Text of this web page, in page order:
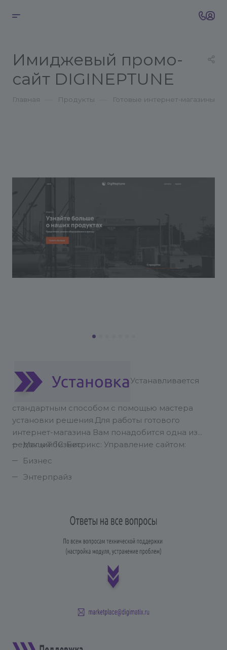
Имиджевый промо-
сайт DIGINEPTUNE
Главная Продукты Готовые интернет-магазины
Устанавливается
стандартным способом с помощью мастера
установки решения.Для работы готового
интернет-магазина Вам понадобится одна из
редакций 1С-Битрикс: Управление сайтом:
Малый бизнес
Бизнес
Энтерпрайз